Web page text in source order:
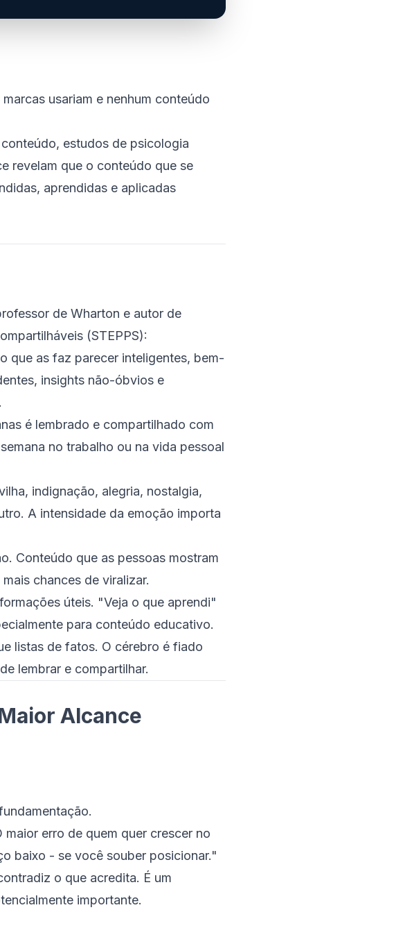
usariam e nenhum conteúdo
estudos de psicologia
revelam que o conteúdo que se
aprendidas e aplicadas
de Wharton e autor de
(STEPPS):
que as faz parecer inteligentes, bem-
insights não-óbvios e
é lembrado e compartilhado com
no trabalho ou na vida pessoal
indignação, alegria, nostalgia,
A intensidade da emoção importa
Conteúdo que as pessoas mostram
chances de viralizar.
úteis. "Veja o que aprendi"
para conteúdo educativo.
listas de fatos. O cérebro é fiado
lembrar e compartilhar.
Alcance
erro de quem quer crescer no
baixo - se você souber posicionar."
o que acredita. É um
importante.